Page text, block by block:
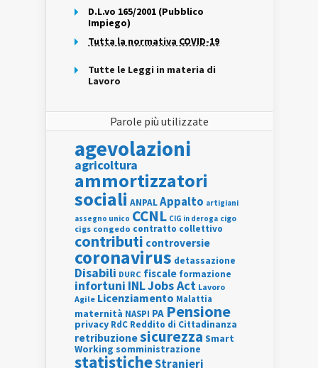
D.L.vo 165/2001 (Pubblico
Impiego)
Tutta la normativa COVID-19
Tutte le Leggi in materia di
Lavoro
Parole più utilizzate
agevolazioni
agricoltura
ammortizzatori
sociali ANPALAppalto artigiani
assegno unico CCNL CIG in deroga cigo
cigs congedo contratto collettivo
contributi controversie
coronavirus detassazione
Disabili DURC fiscale formazione
infortuni INLJobs Act Lavoro
Agile Licenziamento Malattia
maternità NASPI PA Pensione
privacy RdC Reddito di Cittadinanza
retribuzionesicurezza Smart
Working somministrazione
statisticheStranieri